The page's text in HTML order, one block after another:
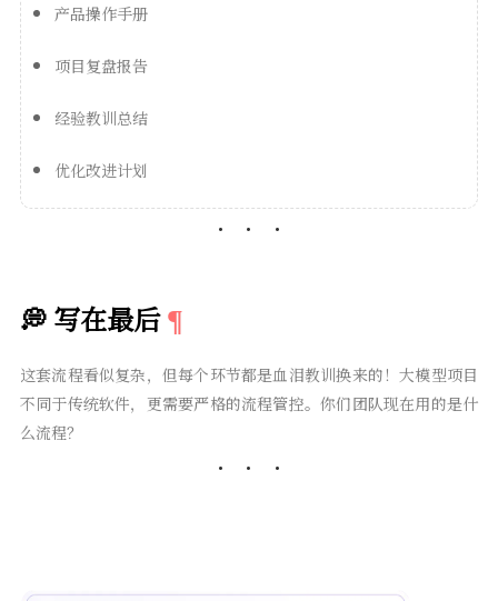
产品操作手册
项目复盘报告
经验教训总结
优化改进计划
💭 写在最后
这套流程看似复杂，但每个环节都是血泪教训换来的！大模型项目
不同于传统软件，更需要严格的流程管控。你们团队现在用的是什
么流程？